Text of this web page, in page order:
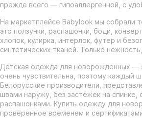
прежде всего — гипоаллергенной, с
На маркетплейсе Babylook мы собрали
это ползунки, распашонки, боди,
хлопок, кулирка, интерлок, футер и
синтетических тканей. Только
Детская одежда для новорожденных —
очень чувствительна, поэтому каждый
Белорусские производители,
швами наружу, без застёжек на
распашонками. Купить одежду для
проверенное временем и